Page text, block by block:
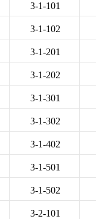
3-1-101
3-1-102
3-1-201
3-1-202
3-1-301
3-1-302
3-1-402
3-1-501
3-1-502
3-2-101